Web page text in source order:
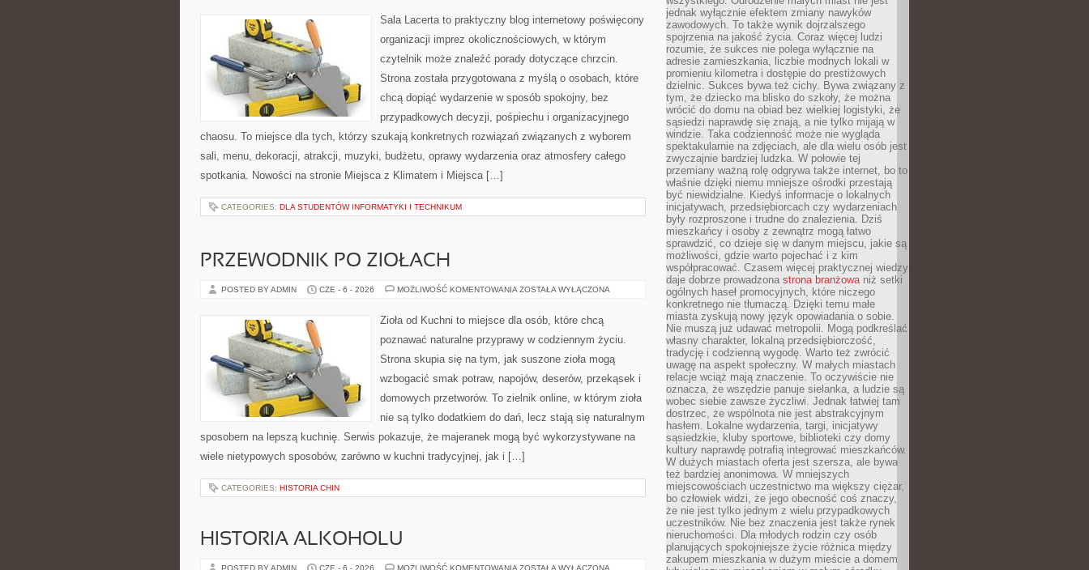
Sala Lacerta to praktyczny blog internetowy poświęcony
organizacji imprez okolicznościowych, w którym
czytelnik może znaleźć porady dotyczące chrzcin.
Strona została przygotowana z myślą o osobach, które
chcą dopiąć wydarzenie w sposób spokojny, bez
przypadkowych decyzji, pośpiechu i organizacyjnego
chaosu. To miejsce dla tych, którzy szukają konkretnych rozwiązań związanych z wyborem
sali, menu, dekoracji, atrakcji, muzyki, budżetu, oprawy wydarzenia oraz atmosfery całego
spotkania. Nowości na stronie Miejsca z Klimatem i Miejsca […]
CATEGORIES: DLA STUDENTÓW INFORMATYKI I TECHNIKUM
PRZEWODNIK PO ZIOŁACH
POSTED BY ADMIN CZE - 6 - 2026 MOŻLIWOŚĆ KOMENTOWANIA PRZEWODNIK
ZOSTAŁA WYŁĄCZONA
Zioła od Kuchni to miejsce dla osób, które chcą
poznawać naturalne przyprawy w codziennym życiu.
Strona skupia się na tym, jak suszone zioła mogą
wzbogacić smak potraw, napojów, deserów, przekąsek i
domowych przetworów. To zielnik online, w którym zioła
nie są tylko dodatkiem do dań, lecz stają się naturalnym
sposobem na lepszą kuchnię. Serwis pokazuje, że majeranek mogą być wykorzystywane na
wiele nietypowych sposobów, zarówno w kuchni tradycyjnej, jak i […]
CATEGORIES: HISTORIA CHIN
HISTORIA ALKOHOLU
POSTED BY ADMIN CZE - 6 - 2026 MOŻLIWOŚĆ KOMENTOWANIA HISTORIA
ZOSTAŁA WYŁĄCZONA
jednak wyłącznie efektem zmiany nawyków
zawodowych. To także wynik dojrzalszego
spojrzenia na jakość życia. Coraz więcej ludzi
rozumie, że sukces nie polega wyłącznie na
adresie zamieszkania, liczbie modnych lokali w
promieniu kilometra i dostępie do prestiżowych
dzielnic. Sukces bywa też cichy. Bywa związany z
tym, że dziecko ma blisko do szkoły, że można
wrócić do domu na obiad bez wielkiej logistyki, że
sąsiedzi naprawdę się znają, a nie tylko mijają w
windzie. Taka codzienność może nie wygląda
spektakularnie na zdjęciach, ale dla wielu osób jest
zwyczajnie bardziej ludzka. W połowie tej
przemiany ważną rolę odgrywa także internet, bo to
właśnie dzięki niemu mniejsze ośrodki przestają
być niewidzialne. Kiedyś informacje o lokalnych
inicjatywach, przedsiębiorcach czy wydarzeniach
były rozproszone i trudne do znalezienia. Dziś
mieszkańcy i osoby z zewnątrz mogą łatwo
sprawdzić, co dzieje się w danym miejscu, jakie są
możliwości, gdzie warto pojechać i z kim
współpracować. Czasem więcej praktycznej wiedzy
daje dobrze prowadzona strona branżowaniż setki
ogólnych haseł promocyjnych, które niczego
konkretnego nie tłumaczą. Dzięki temu małe
miasta zyskują nowy język opowiadania o sobie.
Nie muszą już udawać metropolii. Mogą podkreślać
własny charakter, lokalną przedsiębiorczość,
tradycję i codzienną wygodę. Warto też zwrócić
uwagę na aspekt społeczny. W małych miastach
relacje wciąż mają znaczenie. To oczywiście nie
oznacza, że wszędzie panuje sielanka, a ludzie są
wobec siebie zawsze życzliwi. Jednak łatwiej tam
dostrzec, że wspólnota nie jest abstrakcyjnym
hasłem. Lokalne wydarzenia, targi, inicjatywy
sąsiedzkie, kluby sportowe, biblioteki czy domy
kultury naprawdę potrafią integrować mieszkańców.
W dużych miastach oferta jest szersza, ale bywa
też bardziej anonimowa. W mniejszych
miejscowościach uczestnictwo ma większy ciężar,
bo człowiek widzi, że jego obecność coś znaczy,
że nie jest tylko jednym z wielu przypadkowych
uczestników. Nie bez znaczenia jest także rynek
nieruchomości. Dla młodych rodzin czy osób
planujących spokojniejsze życie różnica między
zakupem mieszkania w dużym mieście a domem